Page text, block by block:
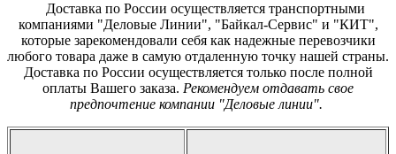
Доставка по России осуществляется транспортными
компаниями "Деловые Линии", "Байкал-Сервис" и "КИТ",
которые зарекомендовали себя как надежные перевозчики
любого товара даже в самую отдаленную точку нашей страны.
Доставка по России осуществляется только после полной
оплаты Вашего заказа. Рекомендуем отдавать свое
предпочтение компании "Деловые линии".